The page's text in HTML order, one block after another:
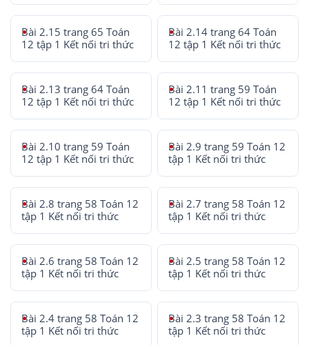
Bài 2.15 trang 65 Toán
12 tập 1 Kết nối tri thức
Bài 2.14 trang 64 Toán
12 tập 1 Kết nối tri thức
Bài 2.13 trang 64 Toán
12 tập 1 Kết nối tri thức
Bài 2.11 trang 59 Toán
12 tập 1 Kết nối tri thức
Bài 2.10 trang 59 Toán
12 tập 1 Kết nối tri thức
Bài 2.9 trang 59 Toán 12
tập 1 Kết nối tri thức
Bài 2.8 trang 58 Toán 12
tập 1 Kết nối tri thức
Bài 2.7 trang 58 Toán 12
tập 1 Kết nối tri thức
Bài 2.6 trang 58 Toán 12
tập 1 Kết nối tri thức
Bài 2.5 trang 58 Toán 12
tập 1 Kết nối tri thức
Bài 2.4 trang 58 Toán 12
tập 1 Kết nối tri thức
Bài 2.3 trang 58 Toán 12
tập 1 Kết nối tri thức